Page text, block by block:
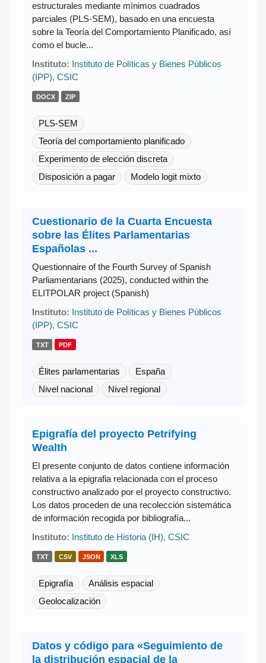
estructurales mediante mínimos cuadrados
parciales (PLS-SEM), basado en una encuesta
sobre la Teoría del Comportamiento Planificado, así
como el bucle...
Instituto: Instituto de Políticas y Bienes Públicos
(IPP), CSIC
DOCX ZIP
PLS-SEM
Teoría del comportamiento planificado
Experimento de elección discreta
Disposición a pagar
Modelo logit mixto
Cuestionario de la Cuarta Encuesta
sobre las Élites Parlamentarias
Españolas ...
Questionnaire of the Fourth Survey of Spanish
Parliamentarians (2025), conducted within the
ELITPOLAR project (Spanish)
Instituto: Instituto de Políticas y Bienes Públicos
(IPP), CSIC
TXT PDF
Élites parlamentarias
España
Nivel nacional
Nivel regional
Epigrafía del proyecto Petrifying
Wealth
El presente conjunto de datos contiene información
relativa a la epigrafia relacionada con el proceso
constructivo analizado por el proyecto constructivo.
Los datos proceden de una recolección sistemática
de información recogida por bibliografía...
Instituto: Instituto de Historia (IH), CSIC
TXT CSV JSON XLS
Epigrafía
Análisis espacial
Geolocalización
Datos y código para «Seguimiento de
la distribución espacial de la